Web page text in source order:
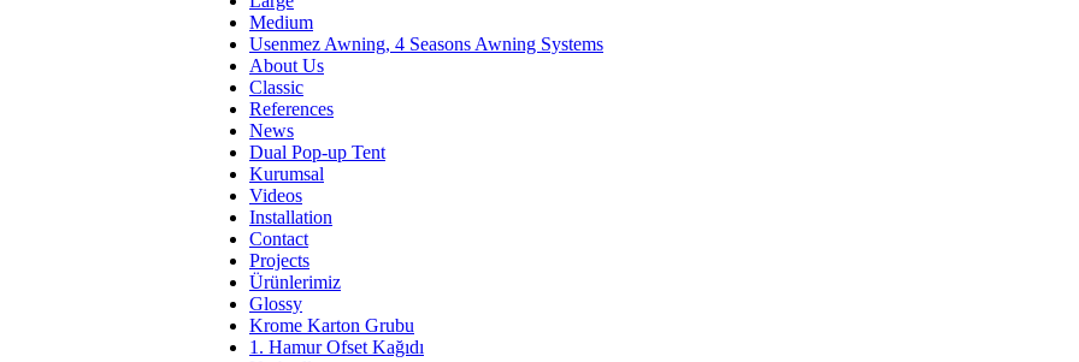
Medium
Usenmez Awning, 4 Seasons Awning Systems
About Us
Classic
References
News
Dual Pop-up Tent
Kurumsal
Videos
Installation
Contact
Projects
Ürünlerimiz
Glossy
Krome Karton Grubu
1. Hamur Ofset Kağıdı